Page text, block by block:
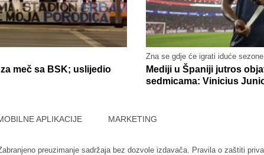
meč sa BSK; uslijedio
Zna se gdje će igrati iduće sezone
Mediji u Španiji jutros
sedmicama: Vinicius
APLIKACIJE MARKETING
preuzimanje sadržaja bez dozvole izdavača. Pravila o zaštiti